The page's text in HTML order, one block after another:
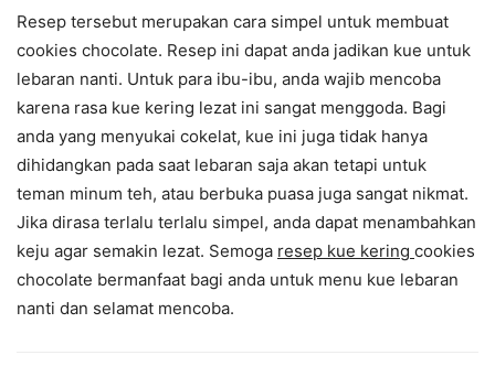
Resep tersebut merupakan cara simpel untuk membuat
cookies chocolate. Resep ini dapat anda jadikan kue untuk
lebaran nanti. Untuk para ibu-ibu, anda wajib mencoba
karena rasa kue kering lezat ini sangat menggoda. Bagi
anda yang menyukai cokelat, kue ini juga tidak hanya
dihidangkan pada saat lebaran saja akan tetapi untuk
teman minum teh, atau berbuka puasa juga sangat nikmat.
Jika dirasa terlalu terlalu simpel, anda dapat menambahkan
keju agar semakin lezat. Semoga resep kue kering cookies
chocolate bermanfaat bagi anda untuk menu kue lebaran
nanti dan selamat mencoba.